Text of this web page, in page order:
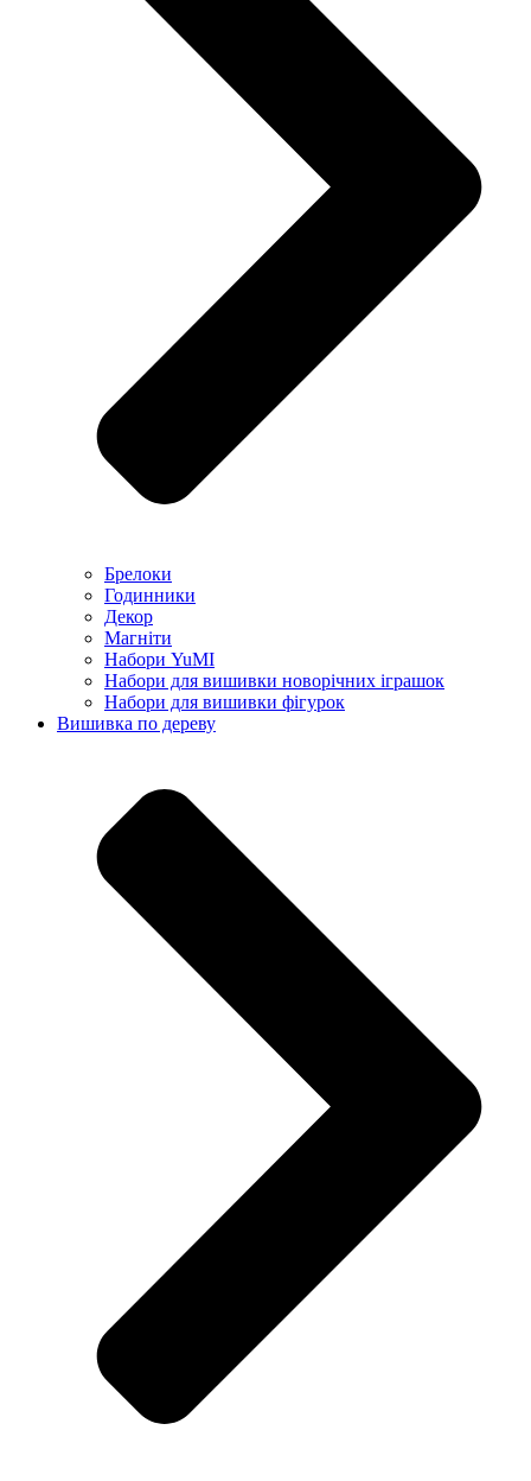
Брелоки
Годинники
Декор
Магніти
Набори YuMI
Набори для вишивки новорічних іграшок
Набори для вишивки фігурок
Вишивка по дереву